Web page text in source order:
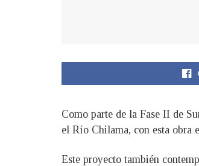
Como parte de la Fase II de
el Río Chilama, con esta obra
Este proyecto también